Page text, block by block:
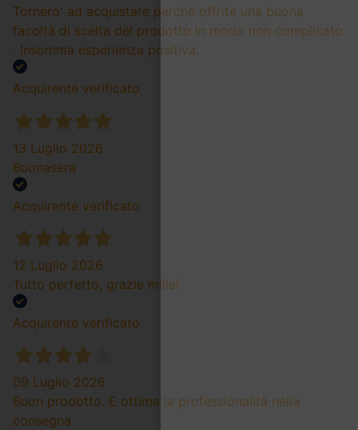
Tornero' ad acquistare perché offrite una buona
facoltà di scelta del prodotto in modo non complicato
. Insomma esperienza positiva.
Acquirente verificato
13 Luglio 2026
Buonasera
Acquirente verificato
12 Luglio 2026
Tutto perfetto, grazie mille!
Acquirente verificato
09 Luglio 2026
Buon prodotto. E ottima la professionalità nella
consegna